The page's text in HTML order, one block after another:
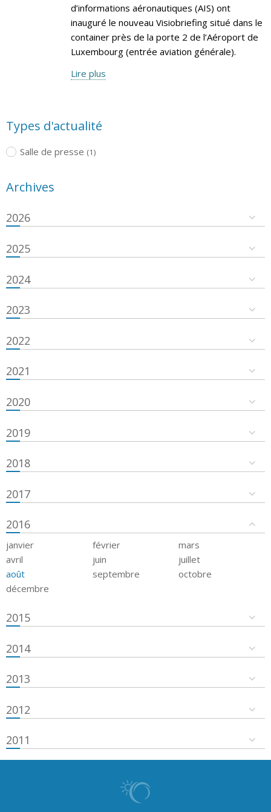
d’informations aéronautiques (AIS) ont
inauguré le nouveau Visiobriefing situé dans le
container près de la porte 2 de l’Aéroport de
Luxembourg (entrée aviation générale).
Lire plus
Types d'actualité
Salle de presse (1)
Archives
2026
2025
2024
2023
2022
2021
2020
2019
2018
2017
2016
janvier février
mars
avril
juin
juillet
août
septembre
octobre
décembre
2015
2014
2013
2012
2011